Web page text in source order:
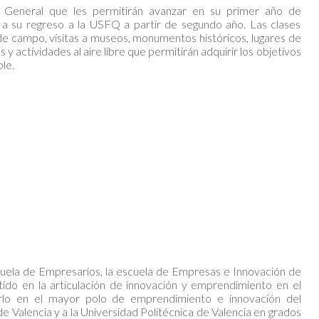
General que les permitirán avanzar en su primer año de
su regreso a la USFQ a partir de segundo año. Las clases
campo, visitas a museos, monumentos históricos, lugares de
y actividades al aire libre que permitirán adquirir los objetivos
de Empresarios, la escuela de Empresas e Innovación de
en la articulación de innovación y emprendimiento en el
en el mayor polo de emprendimiento e innovación del
Valencia y a la Universidad Politécnica de Valencia en grados